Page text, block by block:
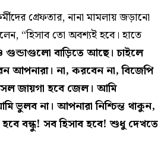
গ্রেফতার, নানা মামলায় জড়ানো
“হিসাব তো অবশ্যই হবে। হাতে
বাড়িতে আছে। চাইলে
আপনারা। না, করবেন না, বিজেপি
জায়গা হবে জেল। আমি
ভুলব না। আপনারা নিশ্চিন্ত থাকুন,
হবে বন্ধু! সব হিসাব হবে! শুধু দেখতে